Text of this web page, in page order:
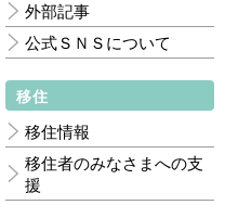
外部記事
公式ＳＮＳについて
移住
移住情報
移住者のみなさまへの支
援